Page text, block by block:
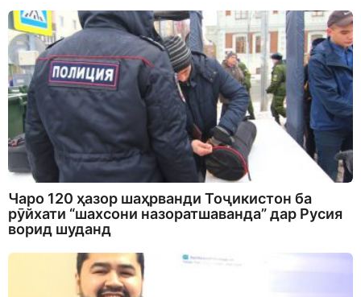
Чаро 120 ҳазор шаҳрванди Тоҷикистон ба
рӯйхати “шахсони назоратшаванда” дар Русия
ворид шуданд